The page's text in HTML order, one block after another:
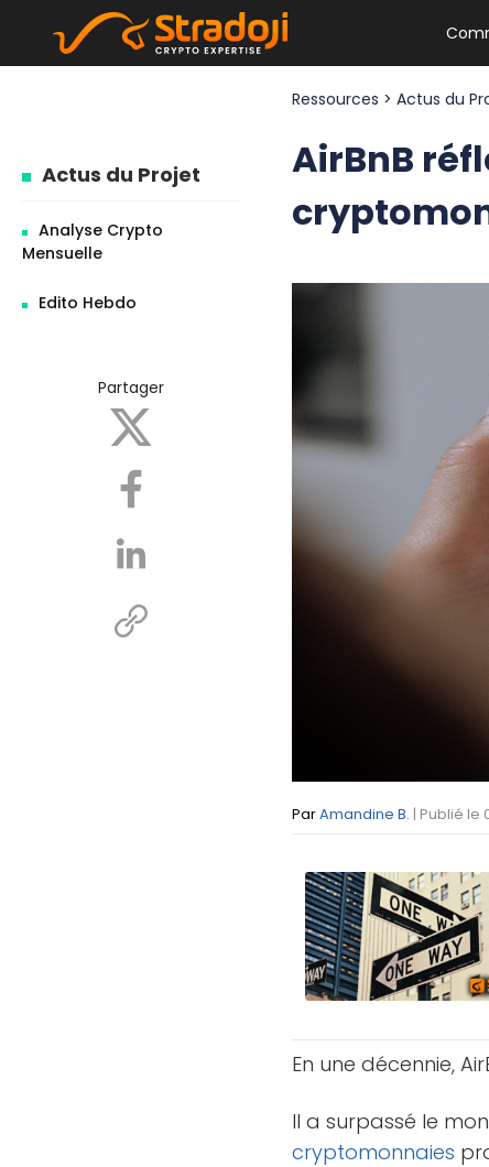
Actus du Projet
Analyse Crypto
Mensuelle
Edito Hebdo
Partager
Ressources >Actus du
AirBnB
ParAmandine B. | Publié le
En une décennie,
Il a surpassé le
cryptomonnaies